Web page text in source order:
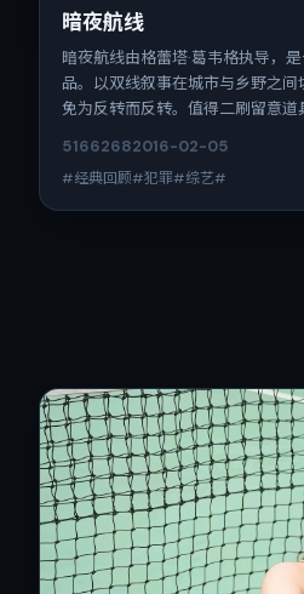
暗夜航线
暗夜航线由格蕾塔·葛韦格执导，
品。以双线叙事在城市与乡野之
免为反转而反转。值得二刷留意道
51662682016-02-05
#经典回顾#犯罪#综艺#